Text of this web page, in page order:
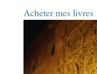
Acheter mes livres